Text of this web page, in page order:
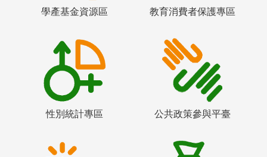
學產基金資源區 教育消費者保護專區
性別統計專區 公共政策參與平臺